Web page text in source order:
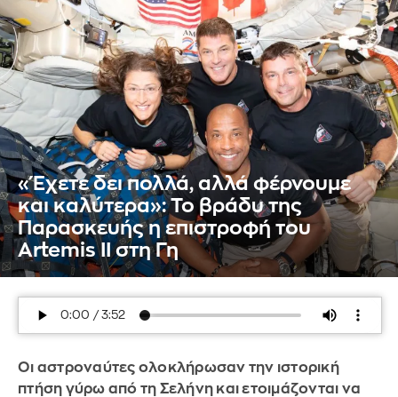
«Έχετε δει πολλά, αλλά φέρνουμε
και καλύτερα»: Το βράδυ της
Παρασκευής η επιστροφή του
Artemis II στη Γη
Οι αστροναύτες ολοκλήρωσαν την ιστορική
πτήση γύρω από τη Σελήνη και ετοιμάζονται να